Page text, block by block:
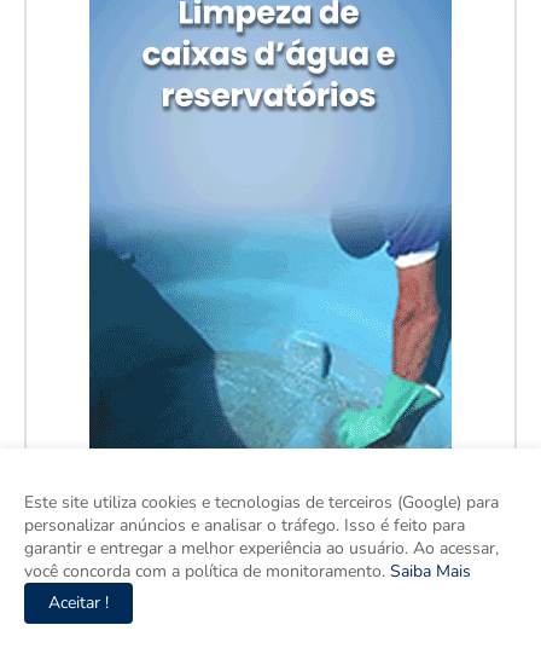
Este site utiliza cookies e tecnologias de terceiros (Google) para
personalizar anúncios e analisar o tráfego. Isso é feito para
garantir e entregar a melhor experiência ao usuário. Ao acessar,
você concorda com a política de monitoramento. Saiba Mais
Aceitar !